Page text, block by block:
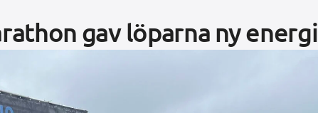
gav löparna ny energi